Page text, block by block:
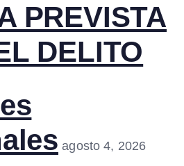
PREVISTA
DELITO
agosto 4, 2026